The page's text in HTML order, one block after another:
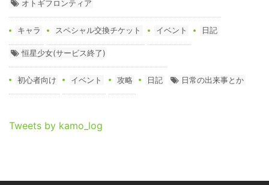
オトギフロンティア
キャラ スペシャル交換チケット イベント 日記
恒星少女(サービス終了)
初心者向け イベント 攻略 日記 日常の出来事とか
Tweets by kamo_log